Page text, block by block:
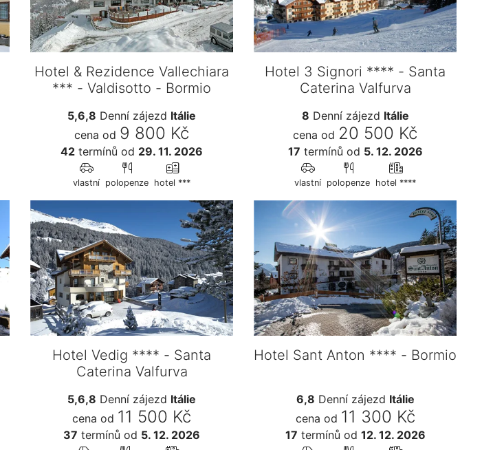
Hotel & Rezidence Vallechiara
*** - Valdisotto - Bormio
5,6,8 Denní zájezd Itálie
cena od 9 800 Kč
42 termínů od 29. 11. 2026
vlastní polopenze hotel ***
Hotel 3 Signori **** - Santa
Caterina Valfurva
8 Denní zájezd Itálie
cena od 20 500 Kč
17 termínů od 5. 12. 2026
vlastní polopenze hotel ****
Hotel Vedig **** - Santa
Caterina Valfurva
5,6,8 Denní zájezd Itálie
cena od 11 500 Kč
37 termínů od 5. 12. 2026
Hotel Sant Anton **** - Bormio
6,8 Denní zájezd Itálie
cena od 11 300 Kč
17 termínů od 12. 12. 2026